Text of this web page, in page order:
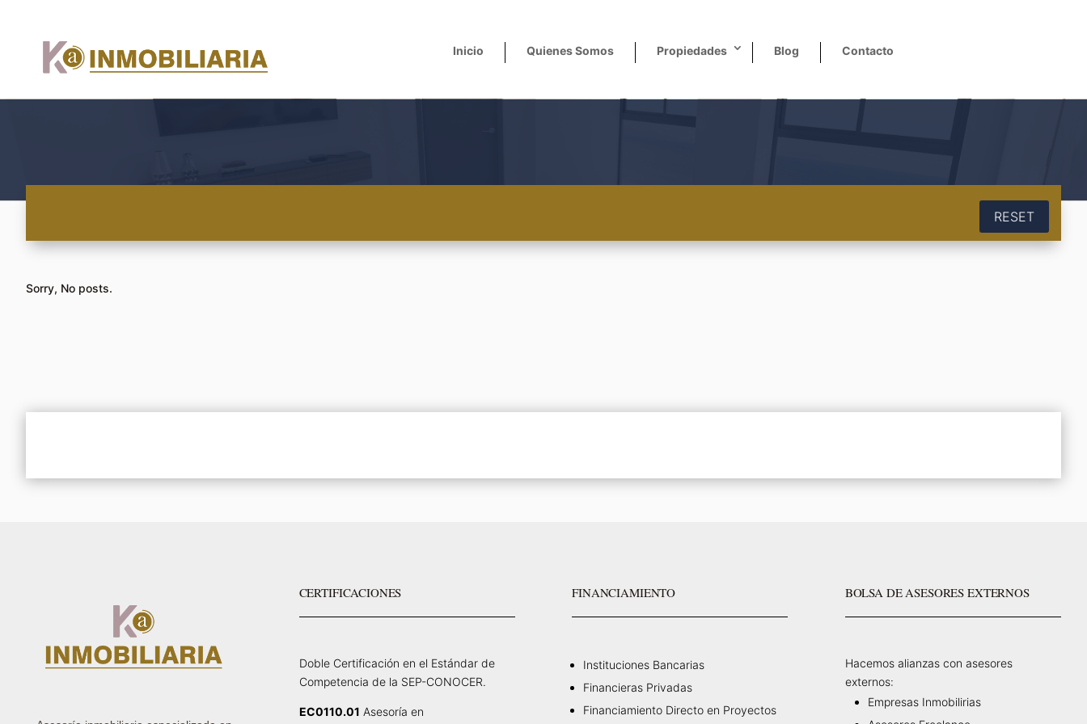
Inicio Quienes Somos Propiedades Blog Contacto
RESET
Sorry, No posts.
CERTIFICACIONES
Doble Certificación en el Estándar de
Competencia de la SEP-CONOCER.
EC0110.01 Asesoría en
FINANCIAMIENTO
Instituciones Bancarias
Financieras Privadas
Financiamiento Directo en Proyectos
BOLSA DE ASESORES EXTERNOS
Hacemos alianzas con asesores
externos:
Empresas Inmobilirias